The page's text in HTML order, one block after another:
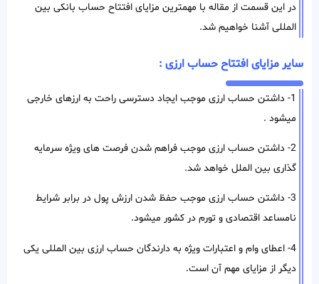
در این قسمت از مقاله با مهمترین مزایای افتتاح حساب بانکی بین
المللی آشنا خواهیم شد.
سایر مزایای افتتاح حساب ارزی :
1- داشتن حساب ارزی موجب ایجاد دسترسی راحت به ارزهای خارجی
میشود .
2- داشتن حساب ارزی موجب فراهم شدن فرصت های ویژه سرمایه
گذاری بین الملل خواهد شد.
3- داشتن حساب ارزی موجب حفظ شدن ارزش پول در برابر شرایط
نامساعد اقتصادی و تورم در کشور میشود.
4- اعطای وام و اعتبارات ویژه به دارندگان حساب ارزی بین المللی یکی
دیگر از مزایای مهم آن است.